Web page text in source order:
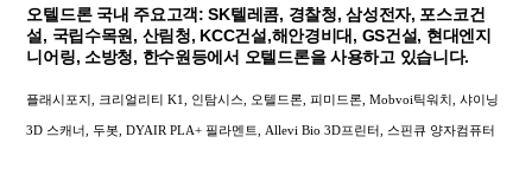
오텔드론 국내 주요고객: SK텔레콤, 경찰청, 삼성전자, 포스코건
설, 국립수목원, 산림청, KCC건설,해안경비대, GS건설, 현대엔지
니어링, 소방청, 한수원등에서 오텔드론을 사용하고 있습니다.
플래시포지, 크리얼리티 K1, 인탐시스, 오텔드론, 피미드론, Mobvoi틱워치, 샤이닝
3D 스캐너, 두봇, DYAIR PLA+ 필라멘트, Allevi Bio 3D프린터, 스핀큐 양자컴퓨터